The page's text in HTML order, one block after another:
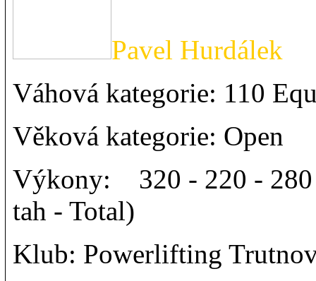
Pavel Hurdálek
Váhová kategorie: 110
Věková kategorie: Open
Výkony: 320 - 220 -
tah - Total)
Klub: Powerlifting